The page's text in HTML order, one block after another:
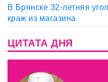
В Брянске 32-летняя
краж из магазина
ЦИТАТА ДНЯ